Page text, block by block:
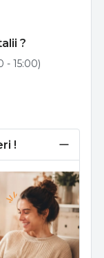
?
- 15:00)
!